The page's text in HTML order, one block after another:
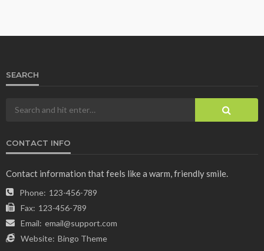
SEARCH
CONTACT INFO
Contact information that feels like a warm, friendly smile.
Phone: 123-456-789
Fax: 123-456-789
Email: email@support.com
Website: Bingo Theme